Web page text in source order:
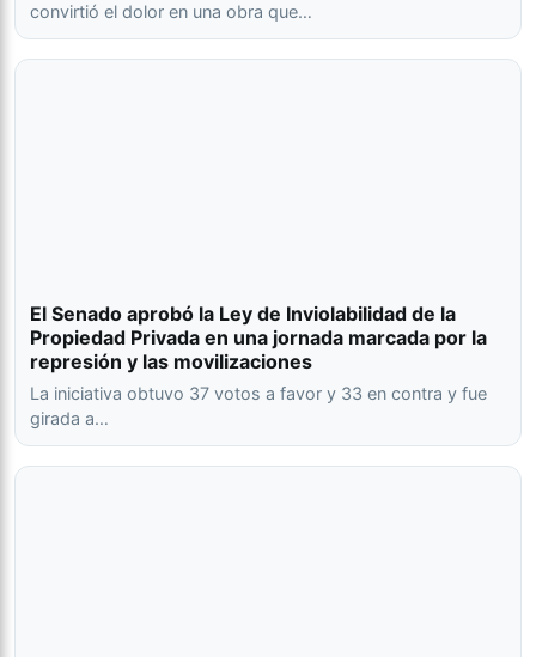
convirtió el dolor en una obra que…
El Senado aprobó la Ley de Inviolabilidad de la
Propiedad Privada en una jornada marcada por la
represión y las movilizaciones
La iniciativa obtuvo 37 votos a favor y 33 en contra y fue
girada a…